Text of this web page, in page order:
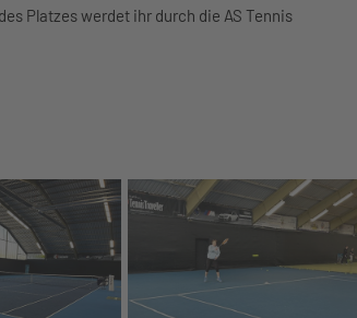
Platzes werdet ihr durch die AS Tennis